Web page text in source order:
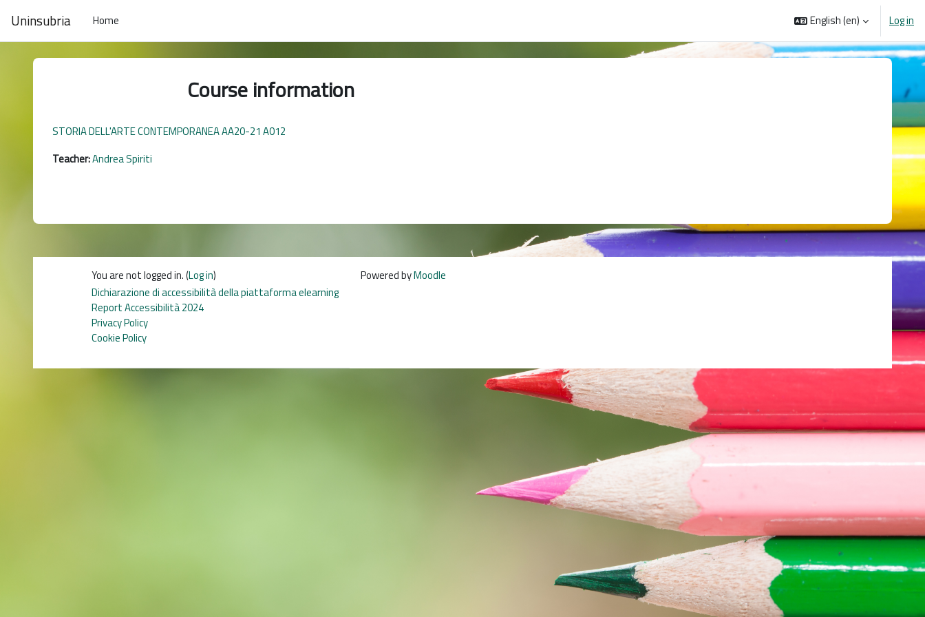
Uninsubria Home English ‎(en)‎ Log in
Course information
STORIA DELL'ARTE CONTEMPORANEA AA20-21 A012
Teacher:Andrea Spiriti
You are not logged in. (Log in)
Dichiarazione di accessibilità della piattaforma elearning
Report Accessibilità 2024
Privacy Policy
Cookie Policy
Powered byMoodle